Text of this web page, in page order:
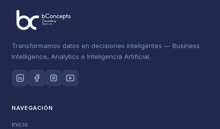
Transformamos datos en decisiones inteligentes — Business
Intelligence, Analytics e Inteligencia Artificial.
NAVEGACIÓN
Inicio